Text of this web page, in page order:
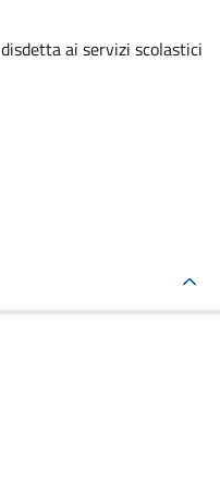
ai servizi scolastici